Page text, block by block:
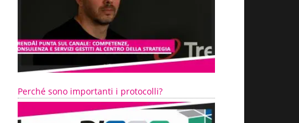
Perché sono importanti i protocolli?